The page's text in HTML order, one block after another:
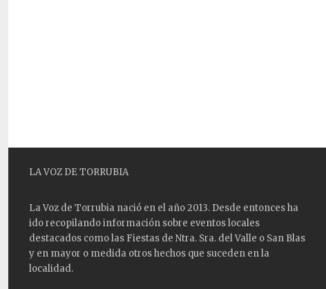
LA VOZ DE TORRUBIA
La Voz de Torrubia nació en el año 2013. Desde entonces ha
ido recopilando información sobre eventos locales
destacados como las Fiestas de Ntra. Sra. del Valle o San Blas
y en mayor o medida otros hechos que suceden en la
localidad.